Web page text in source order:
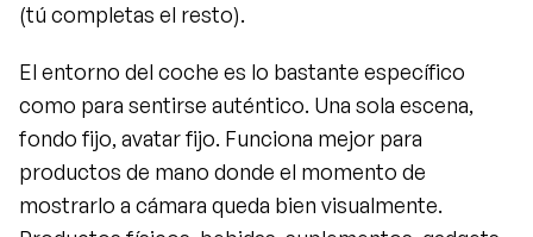
(tú completas el resto).
El entorno del coche es lo bastante específico
como para sentirse auténtico. Una sola escena,
fondo fijo, avatar fijo. Funciona mejor para
productos de mano donde el momento de
mostrarlo a cámara queda bien visualmente.